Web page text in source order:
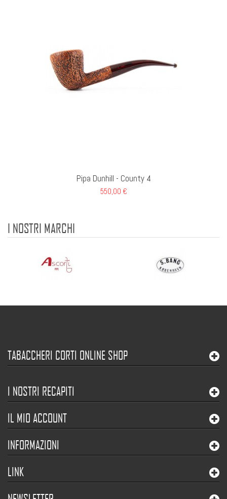
Pipa Dunhill - County 4
550,00 €
I NOSTRI MARCHI
TABACCHERI CORTI ONLINE SHOP
I NOSTRI RECAPITI
IL MIO ACCOUNT
INFORMAZIONI
LINK